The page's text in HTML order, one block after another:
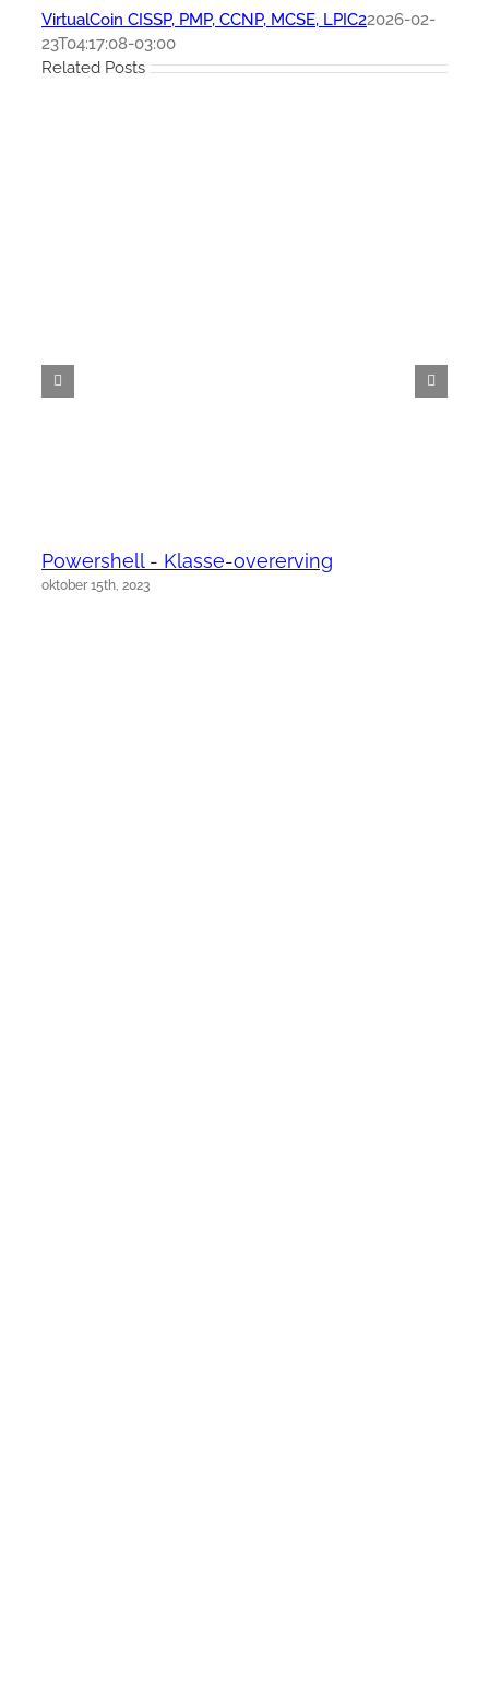
VirtualCoin CISSP, PMP, CCNP, MCSE, LPIC22026-02-
23T04:17:08-03:00
Related Posts
Powershell - Klasse-overerving
oktober 15th, 2023